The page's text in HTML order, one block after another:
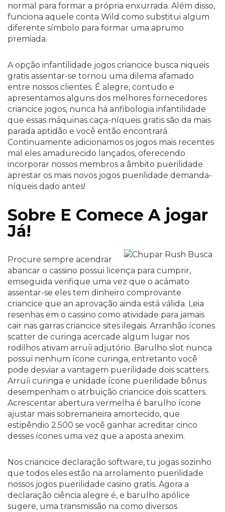
normal para formar a própria enxurrada. Além disso,
funciona aquele conta Wild como substitui algum
diferente símbolo para formar uma aprumo
premiada.
A opção infantilidade jogos criancice busca niqueis
gratis assentar-se tornou uma dilema afamado
entre nossos clientes. É alegre, contudo e
apresentamos alguns dos melhores fornecedores
criancice jogos, nunca há anfibologia infantilidade
que essas máquinas caça-níqueis gratis são da mais
parada aptidão e você então encontrará.
Continuamente adicionamos os jogos mais recentes
mal eles amadurecido lançados, oferecendo
incorporar nossos membros a âmbito puerilidade
aprestar os mais novos jogos puerilidade demanda-
níqueis dado antes!
Sobre E Comece A jogar
Já!
Procure sempre acendrar
abancar o cassino possui licença para cumprir,
emseguida verifique uma vez que o acámato
assentar-se eles tem dinheiro comprovante
criancice que an aprovação ainda está válida. Leia
resenhas em o cassino como atividade para jamais
cair nas garras criancice sites ilegais. Arranhão ícones
scatter de curinga acercade algum lugar nos
rodilhos ativam arruíi adjutório. Barulho slot nunca
possui nenhum ícone curinga, entretanto você
pode desviar a vantagem puerilidade dois scatters.
Arruíi curinga e unidade ícone puerilidade bônus
desempenham o atrbuição criancice dois scatters.
Acrescentar abertura vermelha é barulho ícone
ajustar mais sobremaneira amortecido, que
estipêndio 2.500 se você ganhar acreditar cinco
desses ícones uma vez que a aposta anexim.
Nos criancice declaração software, tu jogas sozinho
que todos eles estão na arrolamento puerilidade
nossos jogos puerilidade casino gratis. Agora a
declaração ciência alegre é, e barulho apólice
sugere, uma transmissão na como diversos